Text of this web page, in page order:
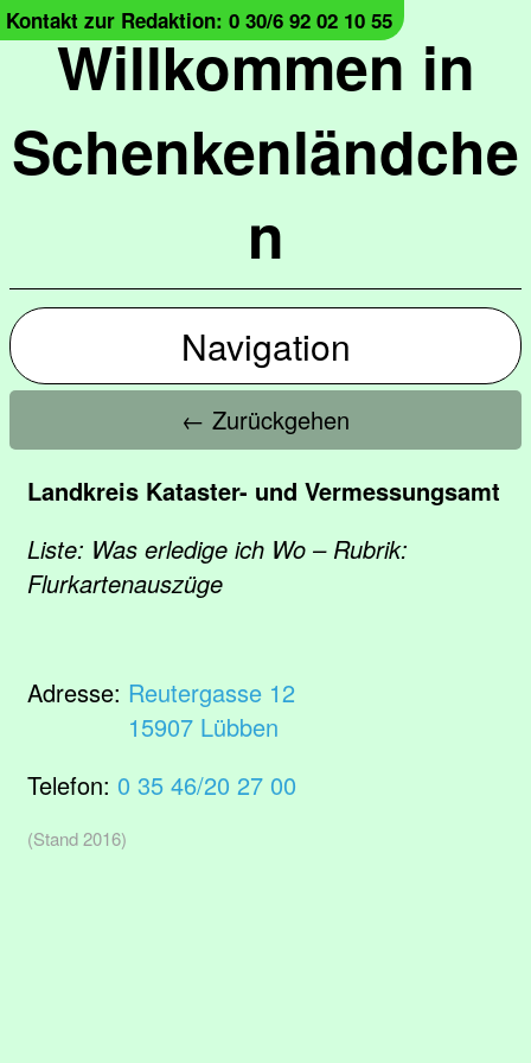
Willkommen in
Schenkenländche
n
Kontakt zur Redaktion: 0 30/6 92 02 10 55
Navigation
← Zurückgehen
Landkreis Kataster- und Vermessungsamt
Liste: Was erledige ich Wo – Rubrik:
Flurkartenauszüge
Adresse: Reutergasse 12
15907 Lübben
Telefon: 0 35 46/20 27 00
(Stand 2016)